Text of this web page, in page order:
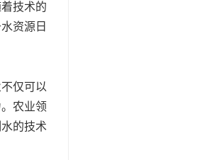
技术的
资源日
仅可以
农业领
的技术